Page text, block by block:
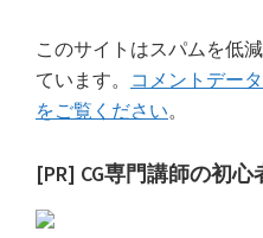
このサイトはスパムを低
ています。 コメントデー
をご覧ください。
最
初
[PR] CG専門講師の初